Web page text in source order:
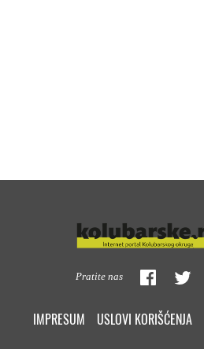
Pratite nas
IMPRESUM USLOVI KORIŠĆENJA